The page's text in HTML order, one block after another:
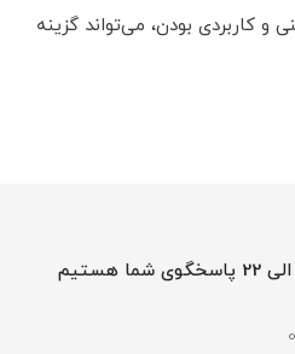
و کاربردی بودن، می‌تواند گزینه